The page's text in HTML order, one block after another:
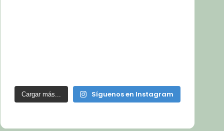
Cargar más... Síguenos en Instagram